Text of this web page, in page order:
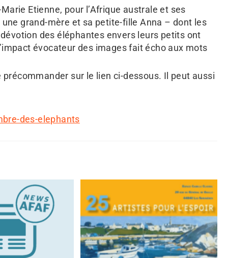
Etienne, pour l’Afrique australe et ses
grand-mère et sa petite-fille Anna – dont les
des éléphantes envers leurs petits ont
évocateur des images fait écho aux mots
sur le lien ci-dessous. Il peut aussi
des-elephants